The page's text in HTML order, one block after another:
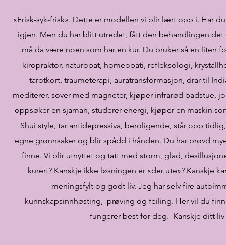
«Frisk-syk-frisk». Dette er modellen vi blir lært opp i. Har
igjen. Men du har blitt utredet, fått den behandlingen
må da være noen som har en kur. Du bruker så en liten
kiropraktor, naturopat, homeopati, refleksologi,
tarotkort, traumeterapi, auratransformasjon, drar til
mediterer, sover med magneter, kjøper infrarød badstue,
oppsøker en sjaman, studerer energi, kjøper en maskin
Shui style, tar antidepressiva, beroligende, står opp
egne grønnsaker og blir spådd i hånden. Du har prøvd
finne. Vi blir utnyttet og tatt med storm, glad,
kurert? Kanskje ikke løsningen er «der ute»? Kanskje
meningsfylt og godt liv. Jeg har selv fire
kunnskapsinnhøsting, prøving og feiling. Her vil du
fungerer best for deg. Kanskje ditt